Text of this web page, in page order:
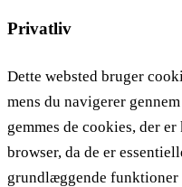
Privatliv
Dette websted bruger
mens du navigerer
gemmes de cookies, der
browser, da de er
grundlæggende funktioner